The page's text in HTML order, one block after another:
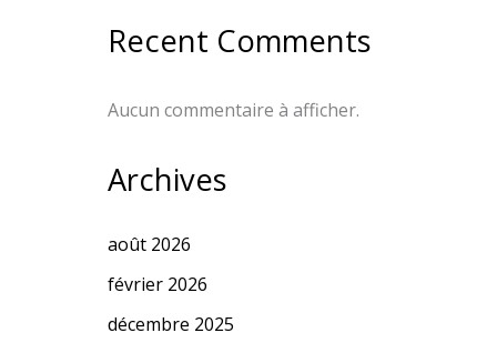
Recent Comments
Aucun commentaire à afficher.
Archives
août 2026
février 2026
décembre 2025